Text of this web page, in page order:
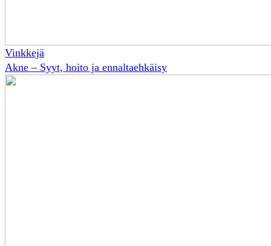
Vinkkejä
Akne – Syyt, hoito ja ennaltaehkäisy